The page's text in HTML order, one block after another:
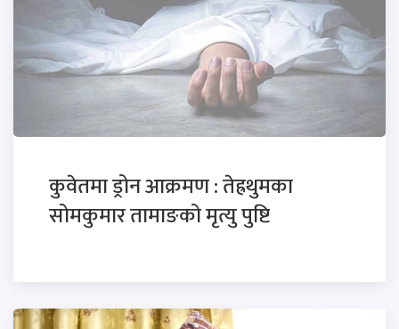
कुवेतमा ड्रोन आक्रमण : तेह्रथुमका
सोमकुमार तामाङको मृत्यु पुष्टि